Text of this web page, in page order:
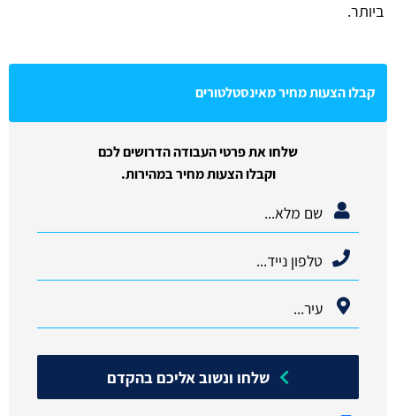
ביותר.
קבלו הצעות מחיר מאינסטלטורים
שלחו את פרטי העבודה הדרושים לכם
וקבלו הצעות מחיר במהירות.